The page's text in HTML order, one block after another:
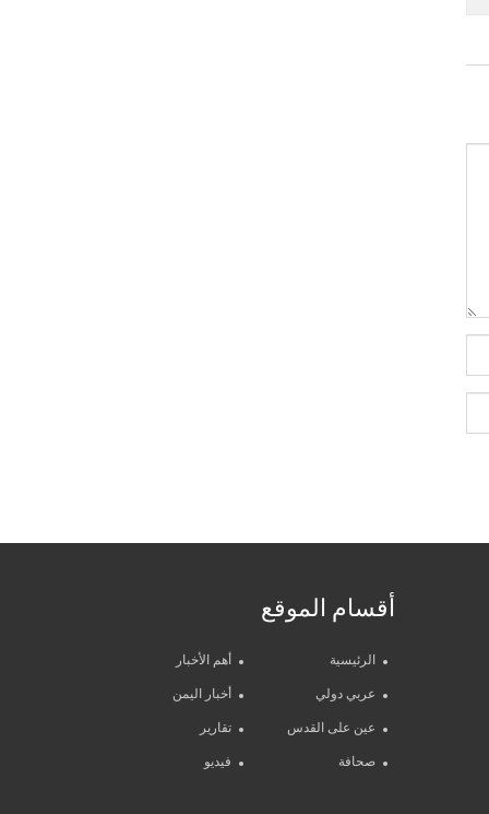
أقسام الموقع
الرئيسية أهم الأخبار
عربي دولي أخبار اليمن
عين على القدس تقارير
صحافة فيديو